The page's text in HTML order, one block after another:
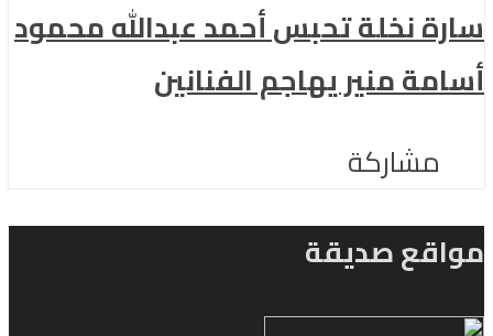
سارة نخلة تحبس أحمد عبدالله محمود
أسامة منير يهاجم الفنانين
مشاركة
مواقع صديقة